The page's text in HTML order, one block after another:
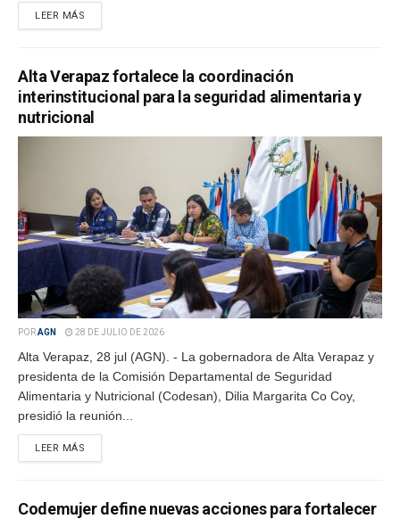
LEER MÁS
Alta Verapaz fortalece la coordinación
interinstitucional para la seguridad alimentaria y
nutricional
PORAGN 28 DE JULIO DE 2026
Alta Verapaz, 28 jul (AGN). - La gobernadora de Alta Verapaz y
presidenta de la Comisión Departamental de Seguridad
Alimentaria y Nutricional (Codesan), Dilia Margarita Co Coy,
presidió la reunión...
LEER MÁS
Codemujer define nuevas acciones para fortalecer